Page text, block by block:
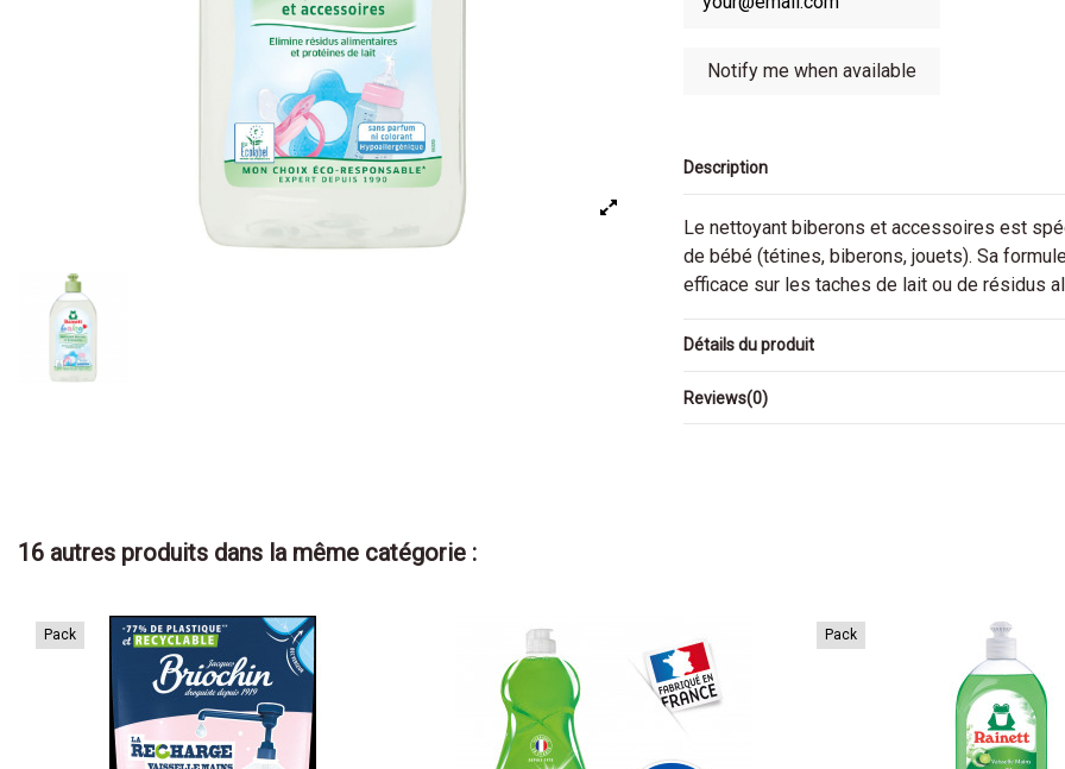
Description
Le nettoyant biberons et accessoires est
de bébé (tétines, biberons, jouets). Sa
efficace sur les taches de lait ou de résidus
Détails du produit
Reviews(0)
16 autres produits dans la même catégorie :
Pack Pack